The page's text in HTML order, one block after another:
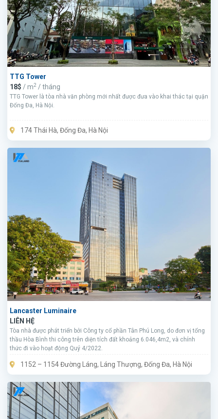
TTG Tower
18$ / m2 / tháng
TTG Tower là tòa nhà văn phòng mới nhất được đưa vào khai thác tại quận
Đống Đa, Hà Nội.
174 Thái Hà, Đống Đa, Hà Nội
Lancaster Luminaire
LIÊN HỆ
Tòa nhà được phát triển bởi Công ty cổ phần Tân Phú Long, do đơn vị tổng
thầu Hòa Bình thi công trên diện tích đất khoảng 6.046,4m2, và chính
thức đi vào hoạt động Quý 4/2022.
1152 – 1154 Đường Láng, Láng Thượng, Đống Đa, Hà Nội